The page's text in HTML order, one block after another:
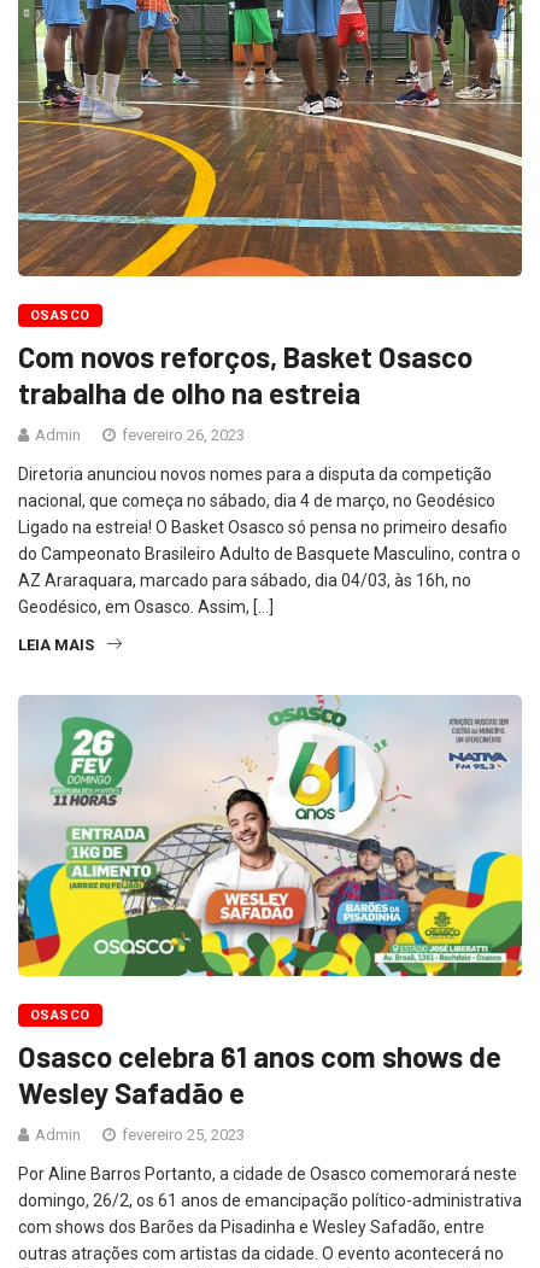
OSASCO
Com novos reforços, Basket Osasco
trabalha de olho na estreia
Admin fevereiro 26, 2023
Diretoria anunciou novos nomes para a disputa da competição
nacional, que começa no sábado, dia 4 de março, no Geodésico
Ligado na estreia! O Basket Osasco só pensa no primeiro desafio
do Campeonato Brasileiro Adulto de Basquete Masculino, contra o
AZ Araraquara, marcado para sábado, dia 04/03, às 16h, no
Geodésico, em Osasco. Assim, […]
LEIA MAIS
OSASCO
Osasco celebra 61 anos com shows de
Wesley Safadão e
Admin fevereiro 25, 2023
Por Aline Barros Portanto, a cidade de Osasco comemorará neste
domingo, 26/2, os 61 anos de emancipação político-administrativa
com shows dos Barões da Pisadinha e Wesley Safadão, entre
outras atrações com artistas da cidade. O evento acontecerá no